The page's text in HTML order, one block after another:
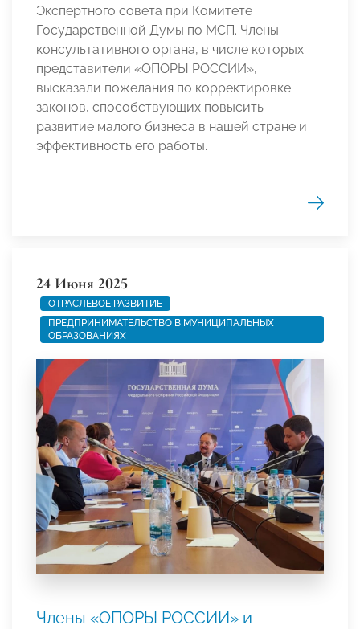
Экспертного совета при Комитете
Государственной Думы по МСП. Члены
консультативного органа, в числе которых
представители «ОПОРЫ РОССИИ»,
высказали пожелания по корректировке
законов, способствующих повысить
развитие малого бизнеса в нашей стране и
эффективность его работы.
24 Июня 2025
ОТРАСЛЕВОЕ РАЗВИТИЕ
ПРЕДПРИНИМАТЕЛЬСТВО В МУНИЦИПАЛЬНЫХ
ОБРАЗОВАНИЯХ
Члены «ОПОРЫ РОССИИ» и